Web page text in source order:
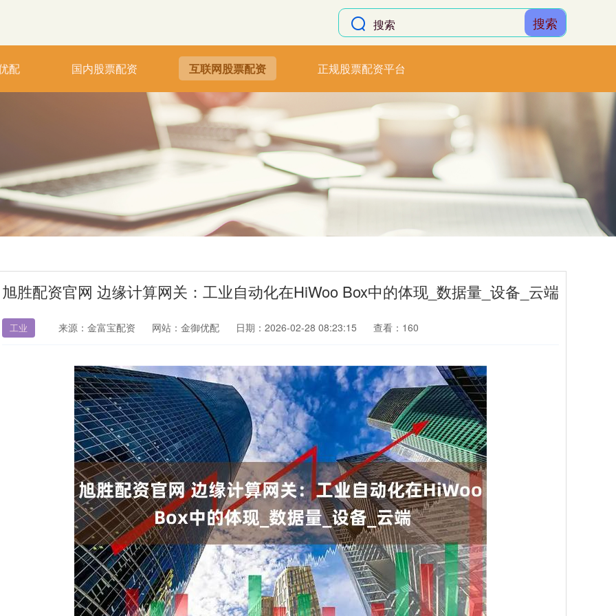
搜索
配 国内股票配资 互联网股票配资 正规股票配资平台
旭胜配资官网 边缘计算网关：工业自动化在HiWoo Box中的体现_数据量_设备_云端
工业 来源：金富宝配资 网站：金御优配 日期：2026-02-28 08:23:15 查看：160